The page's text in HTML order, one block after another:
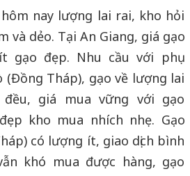
nay lượng lai rai, kho hỏi
và dẻo. Tại An Giang, giá gạo
gạo đẹp. Nhu cầu với phụ
(Đồng Tháp), gạo về lượng lai
giá mua vững với gạo
kho mua nhích nhẹ. Gạo
có lượng ít, giao dịch bình
khó mua được hàng, gạo